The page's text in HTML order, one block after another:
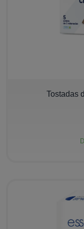
+
Tostadas